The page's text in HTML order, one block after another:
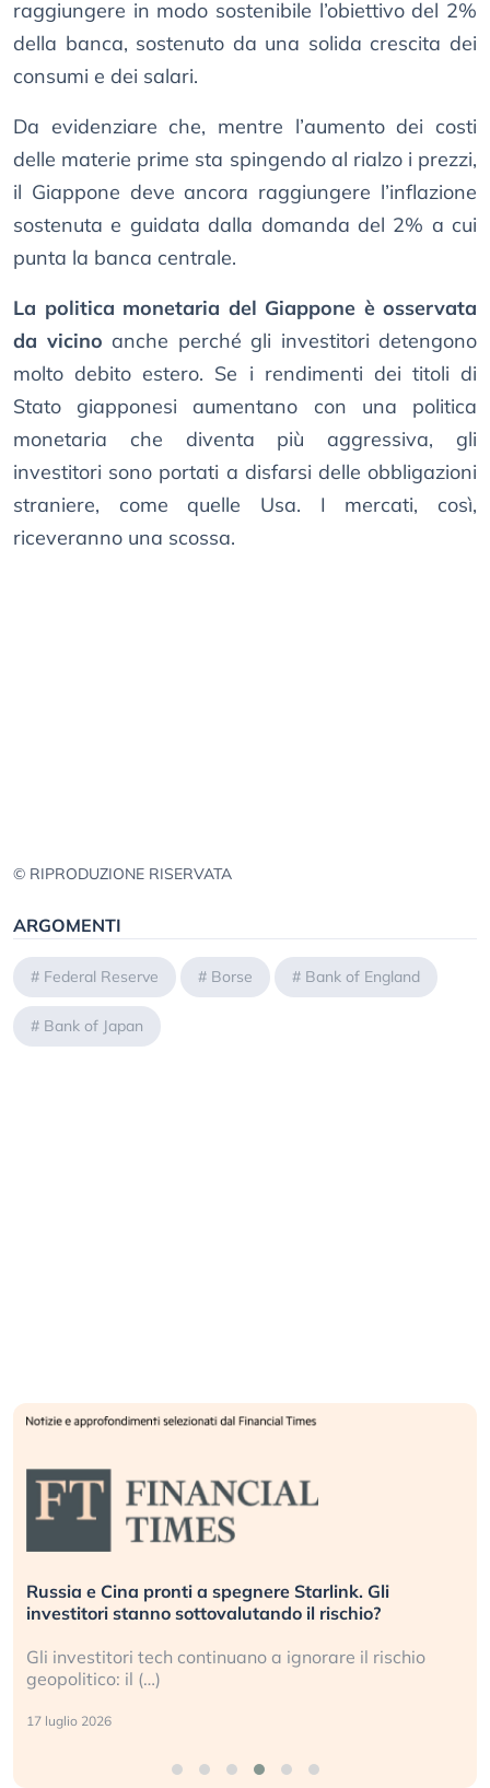
raggiungere in modo sostenibile l’obiettivo del 2%
della banca, sostenuto da una solida crescita dei
consumi e dei salari.
Da evidenziare che, mentre l’aumento dei costi
delle materie prime sta spingendo al rialzo i prezzi,
il Giappone deve ancora raggiungere l’inflazione
sostenuta e guidata dalla domanda del 2% a cui
punta la banca centrale.
La politica monetaria del Giappone è osservata
da vicino anche perché gli investitori detengono
molto debito estero. Se i rendimenti dei titoli di
Stato giapponesi aumentano con una politica
monetaria che diventa più aggressiva, gli
investitori sono portati a disfarsi delle obbligazioni
straniere, come quelle Usa. I mercati, così,
riceveranno una scossa.
© RIPRODUZIONE RISERVATA
ARGOMENTI
# Federal Reserve # Borse # Bank of England
# Bank of Japan
Russia e Cina pronti a spegnere Starlink. Gli
investitori stanno sottovalutando il rischio?
Gli investitori tech continuano a ignorare il rischio
geopolitico: il (…)
17 luglio 2026